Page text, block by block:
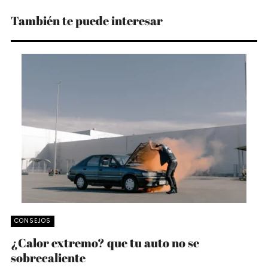
También te puede interesar
CONSEJOS
¿Calor extremo? que tu auto no se
sobrecaliente